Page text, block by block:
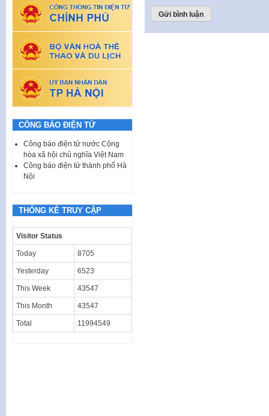
CÔNG BÁO ĐIỆN TỬ
Công báo điện tử nước Cộng
hòa xã hội chủ nghĩa Việt Nam
Công báo điện tử thành phố Hà
Nội
THỐNG KÊ TRUY CẬP
Visitor Status
Today 8705
Yesterday 6523
This Week 43547
This Month 43547
Total 11994549